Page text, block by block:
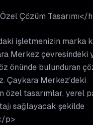
Çözüm Tasarımı</
işletmenizin marka
Merkez çevresindeki
önünde bulunduran
Çaykara Merkez'deki
özel tasarımlar, yerel
sağlayacak şekilde
p>